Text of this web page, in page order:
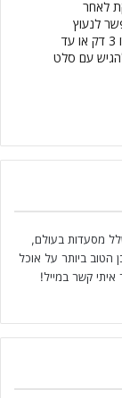
לאחר
לנעוץ
בבשר וליטבול בשמן החם. נשים את הבשר בפונדו 3 דק או עד
עם סלט
מסעדות בעולם,
הטוב ביותר על אוכל
קשר במייל!